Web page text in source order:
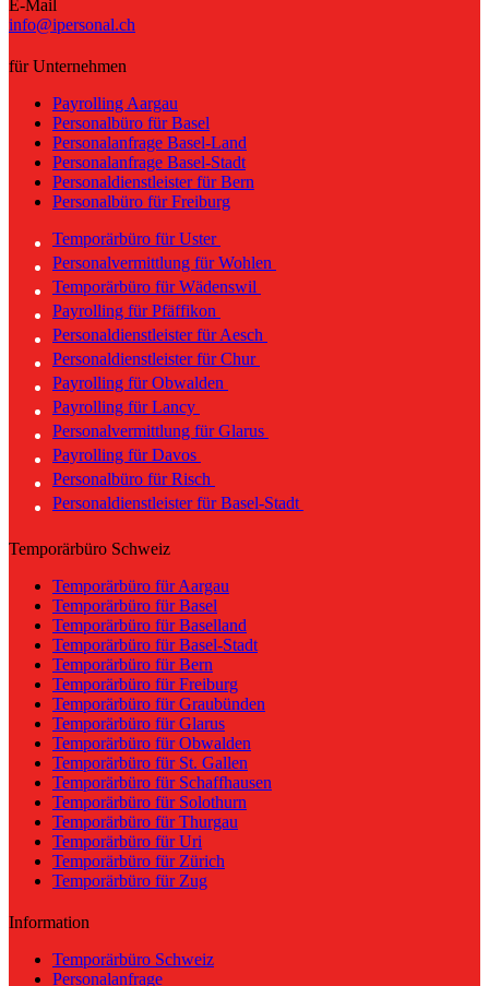
E-Mail
info@ipersonal.ch
für Unternehmen
Payrolling Aargau
Personalbüro für Basel
Personalanfrage Basel-Land
Personalanfrage Basel-Stadt
Personaldienstleister für Bern
Personalbüro für Freiburg
Temporärbüro für Uster
Personalvermittlung für Wohlen
Temporärbüro für Wädenswil
Payrolling für Pfäffikon
Personaldienstleister für Aesch
Personaldienstleister für Chur
Payrolling für Obwalden
Payrolling für Lancy
Personalvermittlung für Glarus
Payrolling für Davos
Personalbüro für Risch
Personaldienstleister für Basel-Stadt
Temporärbüro Schweiz
Temporärbüro für Aargau
Temporärbüro für Basel
Temporärbüro für Baselland
Temporärbüro für Basel-Stadt
Temporärbüro für Bern
Temporärbüro für Freiburg
Temporärbüro für Graubünden
Temporärbüro für Glarus
Temporärbüro für Obwalden
Temporärbüro für St. Gallen
Temporärbüro für Schaffhausen
Temporärbüro für Solothurn
Temporärbüro für Thurgau
Temporärbüro für Uri
Temporärbüro für Zürich
Temporärbüro für Zug
Information
Temporärbüro Schweiz
Personalanfrage